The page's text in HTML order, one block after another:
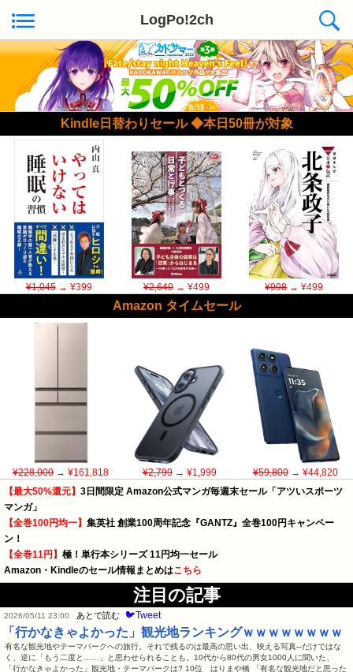
LogPo!2ch
Kindle日替わりセール ◆本日50冊が対象
¥1,045→ ¥399 ¥2,640→ ¥499 ¥998→ ¥499
Amazon タイムセール
¥228,000 → ¥161,818 ¥2,799→ ¥1,999 ¥59,800→ ¥44,820
【最大50%還元】 3日間限定 Amazon公式マンガ毎週末セール「アツいスポーツ
マンガ」
【全巻100円均一】 集英社 創業100周年記念『GANTZ』全巻100円キャンペー
ン！
【全巻11円】 極！単行本シリーズ 11円均一セール
Amazon・Kindleのセール情報まとめはこちら
注目の記事
2026/05/11 23:00 あとで読む 🐦Tweet
「行かなきゃよかった」観光地ランキングｗｗｗｗｗｗｗｗ
有名な観光地やテーマパークへの旅行。それで残るのは最高の思い出、映える写真─だけではな
く、逆に「もう二度と……」と思わせられることも。10代から80代の男女1000人に聞いた、
「行かなきゃよかった」観光地・テーマパークは? 10位 はりまや橋 「有名な観光地だと思った